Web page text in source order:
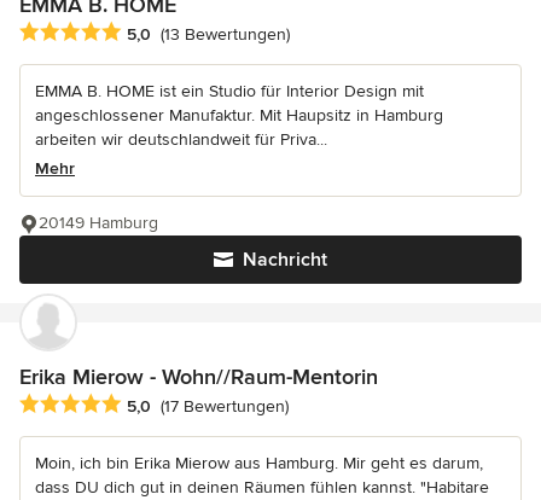
Durchschnittliche Bewertung: 5 von 5 Sternen
5,0 (13 Bewertungen)
EMMA B. HOME ist ein Studio für Interior Design mit
angeschlossener Manufaktur. Mit Haupsitz in Hamburg
arbeiten wir deutschlandweit für Priva...
Mehr
Nachricht
20149 Hamburg
Erika Mierow - Wohn//Raum-Mentorin
Durchschnittliche Bewertung: 5 von 5 Sternen
5,0 (17 Bewertungen)
Moin, ich bin Erika Mierow aus Hamburg. Mir geht es darum,
dass DU dich gut in deinen Räumen fühlen kannst. "Habitare